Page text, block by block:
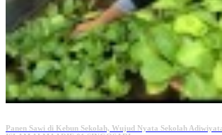
Panen Sawi di Kebun Sekolah, Wujud Nyata Sekolah